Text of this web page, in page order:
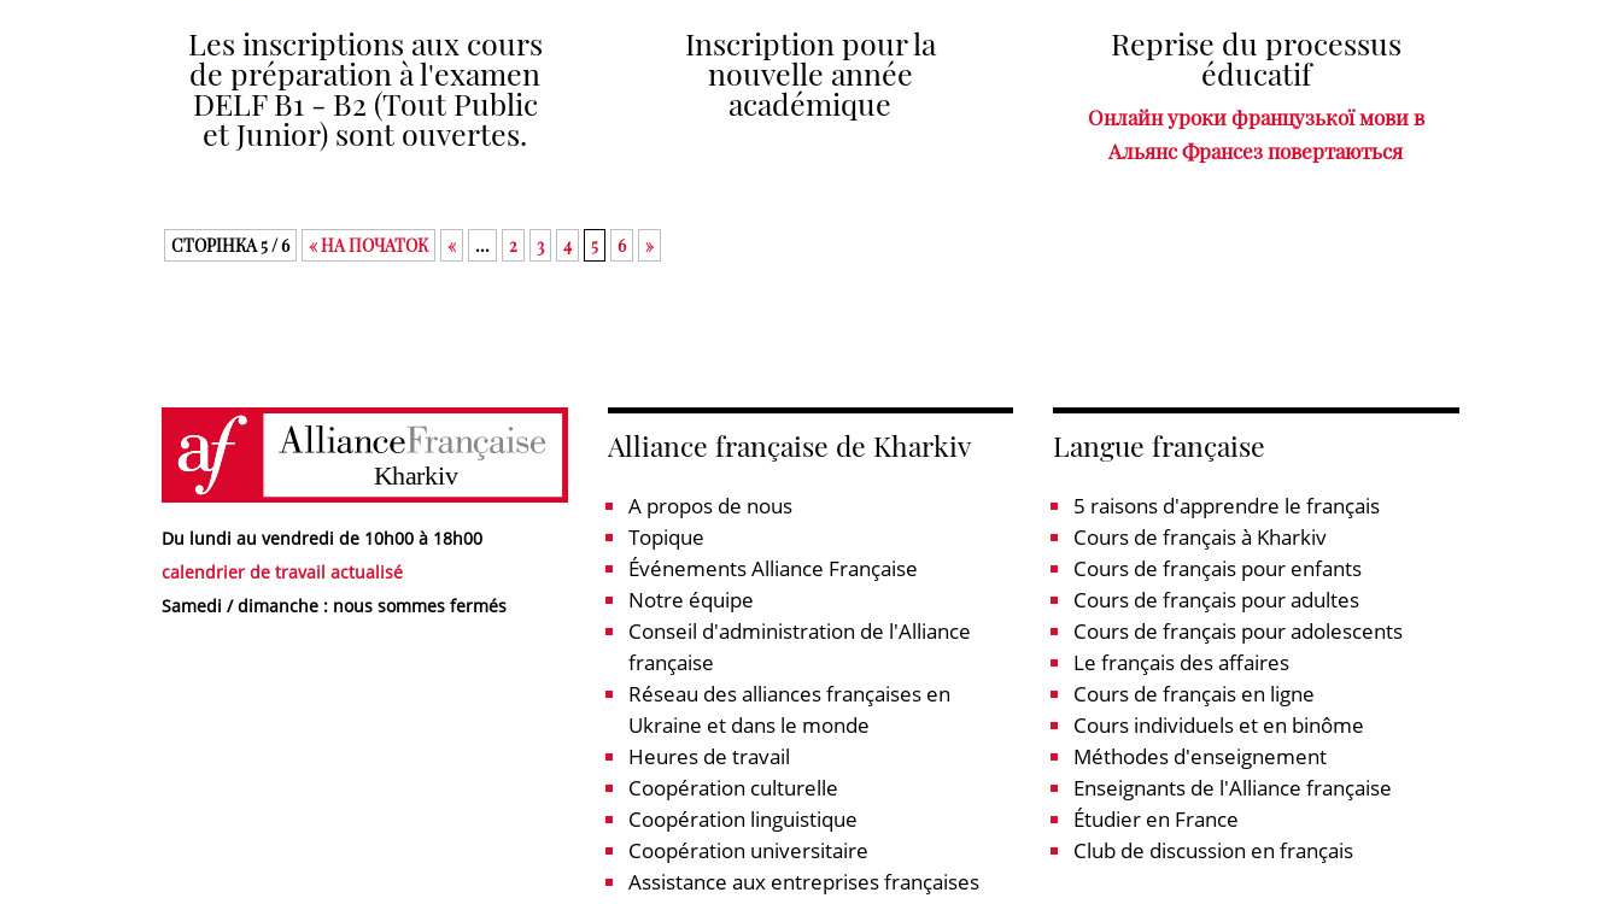
Les inscriptions aux cours
de préparation à l'examen
DELF B1 - B2 (Tout Public
et Junior) sont ouvertes.
Inscription pour la
nouvelle année
académique
Reprise du processus
éducatif
Онлайн уроки французької мови в
Альянс Франсез повертаються
СТОРІНКА 5 / 6 « НА ПОЧАТОК « ... 2 3 4 5 6 »
Du lundi au vendredi de 10h00 à 18h00
calendrier de travail actualisé
Samedi / dimanche : nous sommes fermés
Alliance française de Kharkiv
A propos de nous
Topique
Événements Alliance Française
Notre équipe
Conseil d'administration de l'Alliance
française
Réseau des alliances françaises en
Ukraine et dans le monde
Heures de travail
Coopération culturelle
Coopération linguistique
Coopération universitaire
Assistance aux entreprises françaises
Langue française
5 raisons d'apprendre le français
Cours de français à Kharkiv
Cours de français pour enfants
Cours de français pour adultes
Cours de français pour adolescents
Le français des affaires
Cours de français en ligne
Cours individuels et en binôme
Méthodes d'enseignement
Enseignants de l'Alliance française
Étudier en France
Club de discussion en français